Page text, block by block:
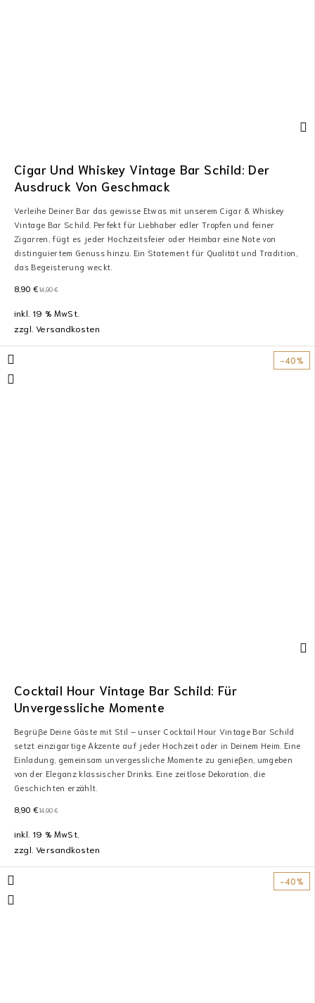
Cigar Und Whiskey Vintage Bar Schild: Der
Ausdruck Von Geschmack
Verleihe Deiner Bar das gewisse Etwas mit unserem Cigar & Whiskey
Vintage Bar Schild. Perfekt für Liebhaber edler Tropfen und feiner
Zigarren, fügt es jeder Hochzeitsfeier oder Heimbar eine Note von
distinguiertem Genuss hinzu. Ein Statement für Qualität und Tradition,
das Begeisterung weckt.
14,90€
8,90 €
inkl. 19 % MwSt.
zzgl.Versandkosten
-40%
Cocktail Hour Vintage Bar Schild: Für
Unvergessliche Momente
Begrüße Deine Gäste mit Stil – unser Cocktail Hour Vintage Bar Schild
setzt einzigartige Akzente auf jeder Hochzeit oder in Deinem Heim. Eine
Einladung, gemeinsam unvergessliche Momente zu genießen, umgeben
von der Eleganz klassischer Drinks. Eine zeitlose Dekoration, die
Geschichten erzählt.
14,90€
8,90 €
inkl. 19 % MwSt.
zzgl.Versandkosten
-40%